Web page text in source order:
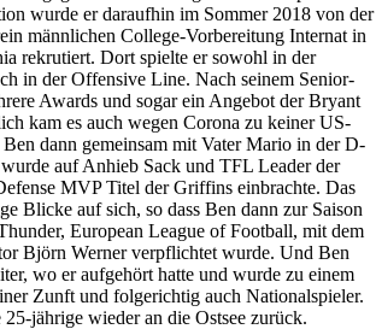
wurde er daraufhin im Sommer 2018 von der
männlichen College-Vorbereitung Internat in
rekrutiert. Dort spielte er sowohl in der
in der Offensive Line. Nach seinem Senior-
Awards und sogar ein Angebot der Bryant
kam es auch wegen Corona zu keiner US-
dann gemeinsam mit Vater Mario in der D-
auf Anhieb Sack und TFL Leader der
MVP Titel der Griffins einbrachte. Das
Blicke auf sich, so dass Ben dann zur Saison
European League of Football, mit dem
Björn Werner verpflichtet wurde. Und Ben
wo er aufgehört hatte und wurde zu einem
Zunft und folgerichtig auch Nationalspieler.
jährige wieder an die Ostsee zurück.